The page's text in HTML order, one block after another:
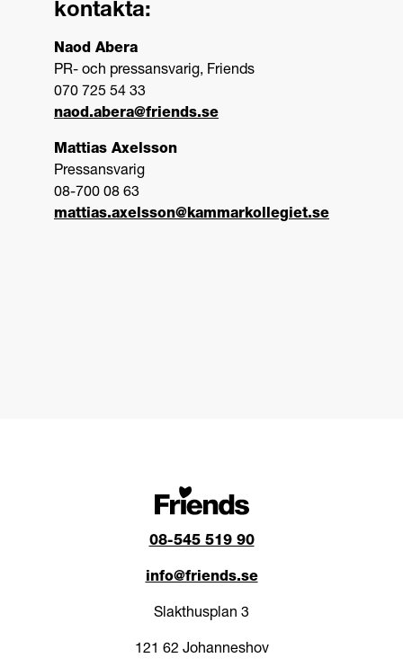
kontakta:
Naod Abera
PR- och pressansvarig, Friends
070 725 54 33
naod.abera@friends.se
Mattias Axelsson
Pressansvarig
08-700 08 63
mattias.axelsson@kammarkollegiet.se
08-545 519 90
info@friends.se
Slakthusplan 3
121 62 Johanneshov